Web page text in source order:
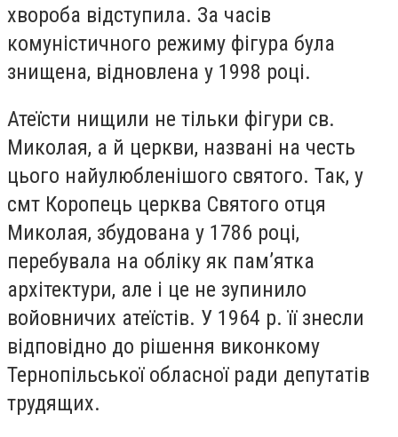
хвороба відступила. За часів
комуністичного режиму фігура була
знищена, відновлена у 1998 році.
Атеїсти нищили не тільки фігури св.
Миколая, а й церкви, названі на честь
цього найулюбленішого святого. Так, у
смт Коропець церква Святого отця
Миколая, збудована у 1786 році,
перебувала на обліку як пам’ятка
архітектури, але і це не зупинило
войовничих атеїстів. У 1964 р. її знесли
відповідно до рішення виконкому
Тернопільської обласної ради депутатів
трудящих.